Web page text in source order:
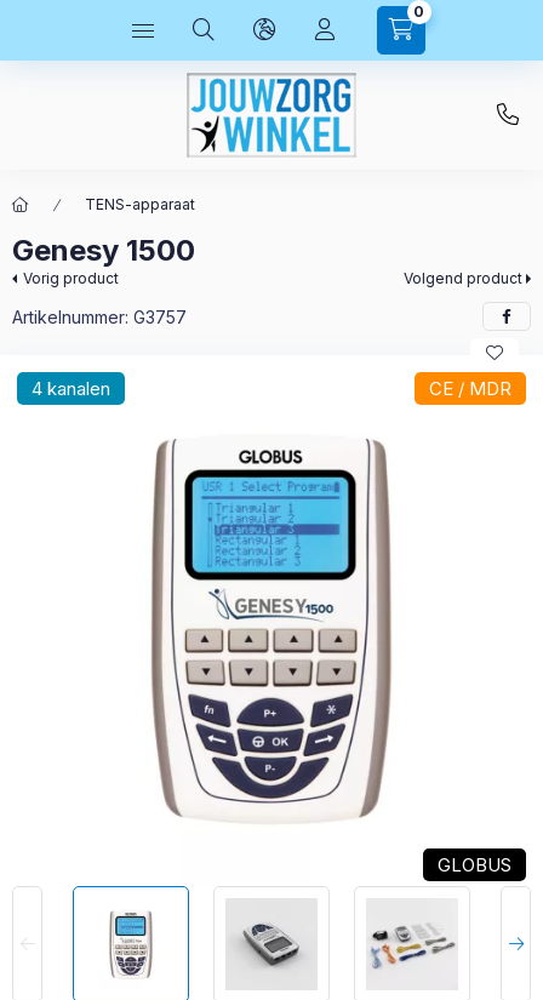
0
TENS-apparaat
Genesy 1500
Vorig product Volgend product
Artikelnummer: G3757
4 kanalen CE / MDR
GLOBUS